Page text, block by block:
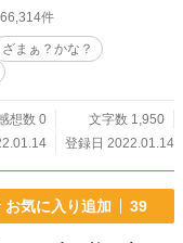
件
ざまぁ？かな？
想数 0
文字数 1,950
登録日 2022.01.14
お気に入り追加 39